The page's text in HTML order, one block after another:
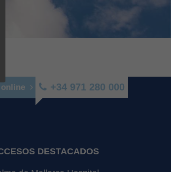
+34 971 280 000
DESTACADOS